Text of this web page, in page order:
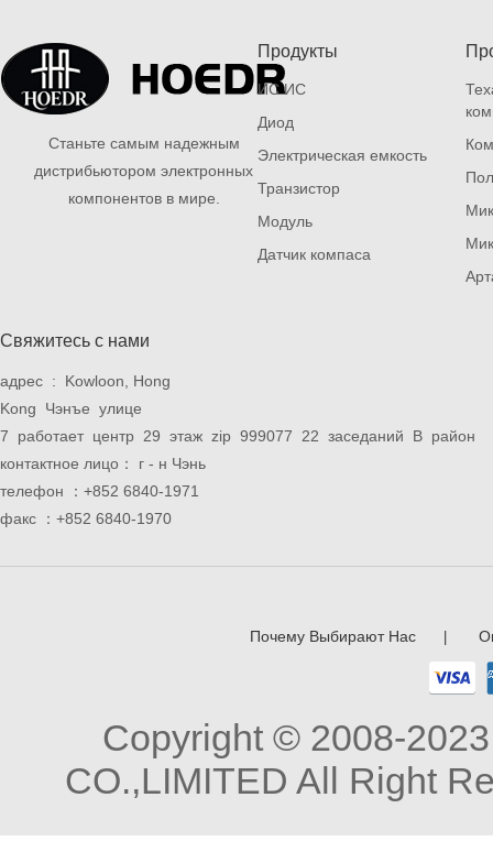
Станьте самым надежным
дистрибьютором электронных
компонентов в мире.
Продукты
ИС ИС
Диод
Электрическая емкость
Транзистор
Модуль
Датчик компаса
Свяжитесь с нами
адрес : Kowloon, Hong
Kong Чэнъе улице
7 работает центр 29 этаж zip 999077 22 заседаний B район
контактное лицо： г - н Чэнь
телефон ：+852 6840-1971
факс ：+852 6840-1970
Почему Выбирают Нас
Copyright © 2008-
CO.,LIMITED All Right